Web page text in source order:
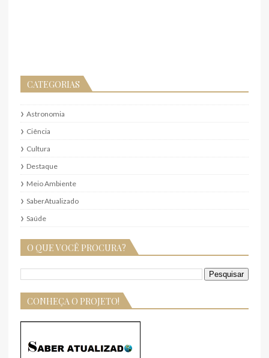
CATEGORIAS
Astronomia
Ciência
Cultura
Destaque
Meio Ambiente
SaberAtualizado
Saúde
O QUE VOCÊ PROCURA?
CONHEÇA O PROJETO!